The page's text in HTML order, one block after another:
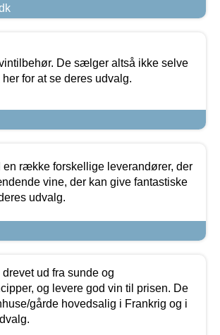
De sælger altså ikke selve
for at se deres udvalg.
række forskellige leverandører, der
vine, der kan give fantastiske
udvalg.
ud fra sunde og
og levere god vin til prisen. De
gårde hovedsalig i Frankrig og i